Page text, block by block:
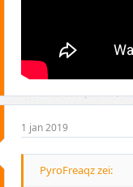
1 jan 2019
PyroFreaqz zei: